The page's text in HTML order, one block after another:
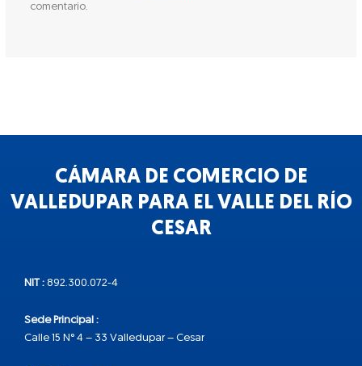
comentario.
CÁMARA DE COMERCIO DE
VALLEDUPAR PARA EL VALLE DEL RÍO
CESAR
NIT : 892.300.072-4
Sede Principal :
Calle 15 N° 4 – 33 Valledupar – Cesar